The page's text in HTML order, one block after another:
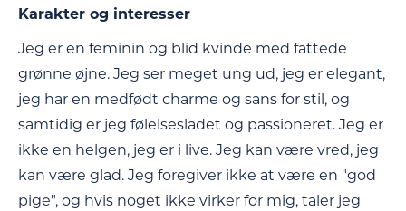
Karakter og interesser
Jeg er en feminin og blid kvinde med fattede
grønne øjne. Jeg ser meget ung ud, jeg er elegant,
jeg har en medfødt charme og sans for stil, og
samtidig er jeg følelsesladet og passioneret. Jeg er
ikke en helgen, jeg er i live. Jeg kan være vred, jeg
kan være glad. Jeg foregiver ikke at være en "god
pige", og hvis noget ikke virker for mig, taler jeg